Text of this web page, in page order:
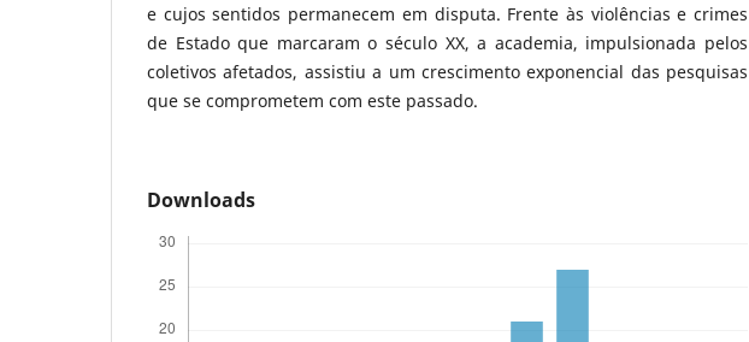
e cujos sentidos permanecem em disputa. Frente às violências e crimes
de Estado que marcaram o século XX, a academia, impulsionada pelos
coletivos afetados, assistiu a um crescimento exponencial das pesquisas
que se comprometem com este passado.
Downloads